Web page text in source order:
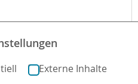
Externe Inhalte